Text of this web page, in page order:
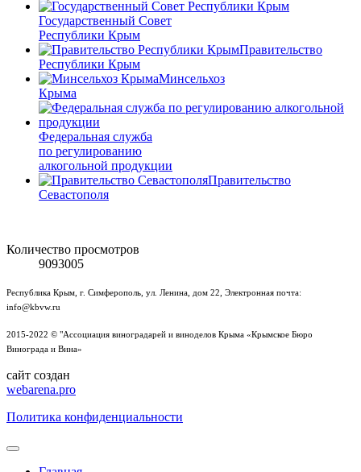
Государственный Совет
Республики Крым
Правительство
Республики Крым
Минсельхоз
Крыма
Федеральная служба
по регулированию
алкогольной продукции
Правительство
Севастополя
Количество просмотров
9093005
Республика Крым, г. Симферополь, ул. Ленина, дом 22, Электронная почта:
info@kbvw.ru
2015-2022 © "Ассоциация виноградарей и виноделов Крыма «Крымское Бюро
Винограда и Вина»
сайт создан
webarena.pro
Политика конфиденциальности